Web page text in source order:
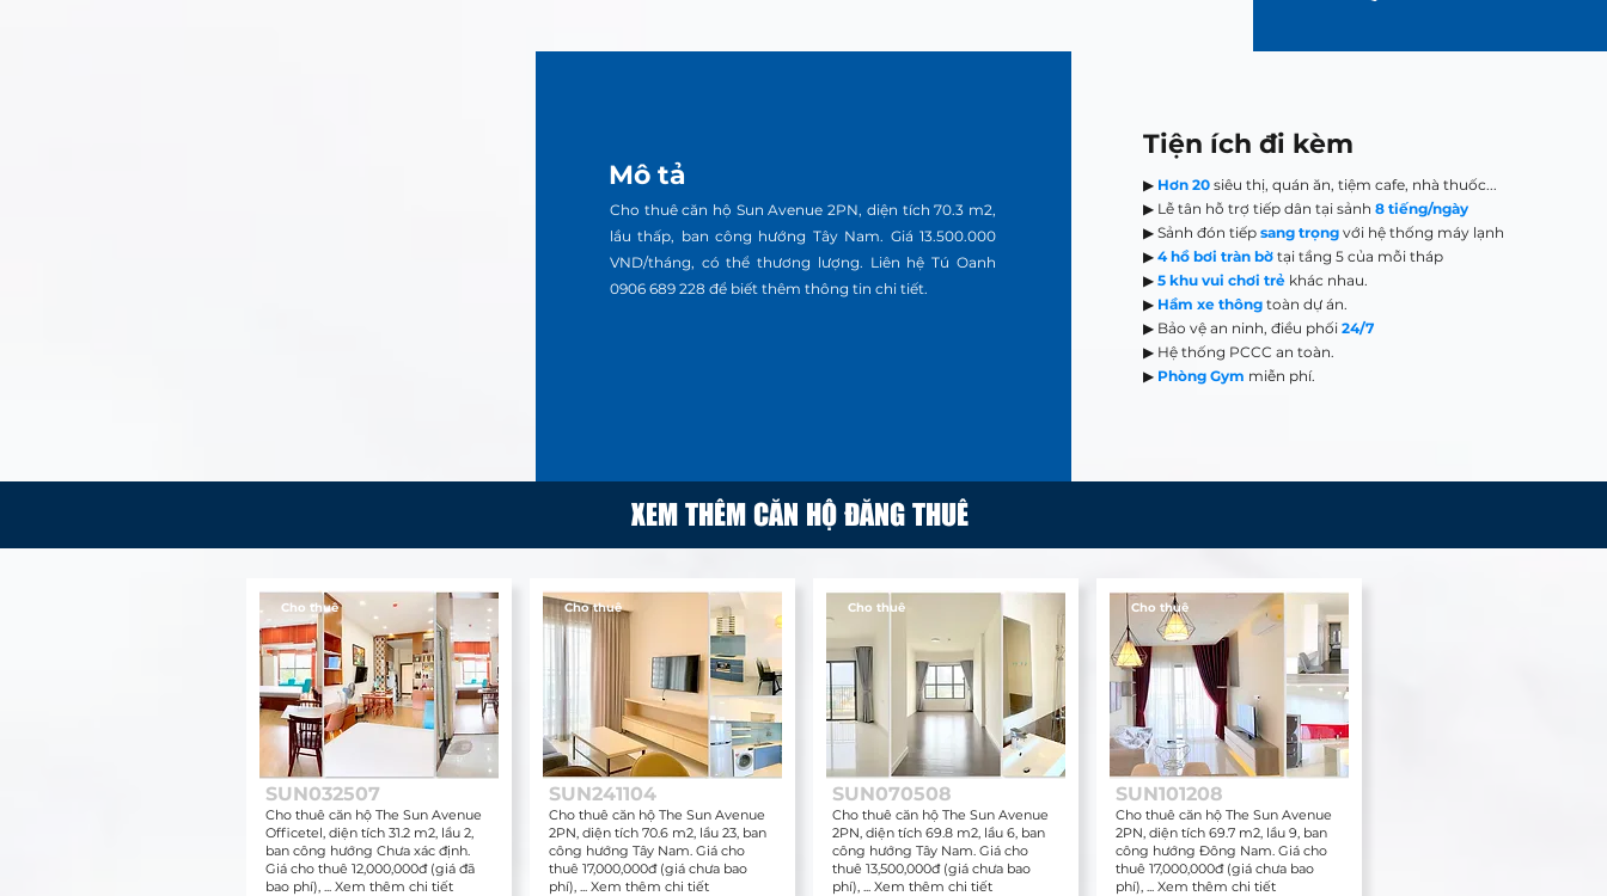
Mô tả
Cho thuê căn hộ Sun Avenue 2PN, diện tích 70.3 m2,
lầu thấp, ban công hướng Tây Nam. Giá 13.500.000
VND/tháng, có thể thương lượng. Liên hệ Tú Oanh
0906 689 228 để biết thêm thông tin chi tiết.
Tiện ích đi kèm
▶ Hơn 20 siêu thị, quán ăn, tiệm cafe, nhà thuốc...
▶ Lễ tân hỗ trợ tiếp dân tại sảnh8 tiếng/ngày
▶ Sảnh đón tiếpsang trọng với hệ thống máy lạnh
▶4 hồ bơi tràn bờtại tầng 5 của mỗi tháp
▶5 khu vui chơi trẻ khác nhau.
▶ Hầm xe thôngtoàn dự án.
▶ Bảo vệ an ninh, điều phối24/7
▶ Hệ thống PCCC an toàn.
▶ Phòng Gym miễn phí.
XEM THÊM CĂN HỘ ĐĂNG THUÊ
Cho thuê
Cho thuê căn hộ The Sun Avenue
Officetel, diện tích 31.2 m2, lầu 2,
ban công hướng Chưa xác định.
Giá cho thuê 12,000,000đ (giá đã
bao phí), ... Xem thêm chi tiết
SUN032507
Cho thuê
Cho thuê căn hộ The Sun Avenue
2PN, diện tích 70.6 m2, lầu 23, ban
công hướng Tây Nam. Giá cho
thuê 17,000,000đ (giá chưa bao
phí), ... Xem thêm chi tiết
SUN241104
Cho thuê
Cho thuê căn hộ The Sun Avenue
2PN, diện tích 69.8 m2, lầu 6, ban
công hướng Tây Nam. Giá cho
thuê 13,500,000đ (giá chưa bao
phí), ... Xem thêm chi tiết
SUN070508
Cho thuê
Cho thuê căn hộ The Sun Avenue
2PN, diện tích 69.7 m2, lầu 9, ban
công hướng Đông Nam. Giá cho
thuê 17,000,000đ (giá chưa bao
phí), ... Xem thêm chi tiết
SUN101208